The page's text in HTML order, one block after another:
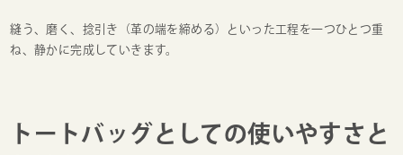
縫う、磨く、捻引き（革の端を締める）といった工程を一つひとつ重
ね、静かに完成していきます。
トートバッグとしての使いやすさと